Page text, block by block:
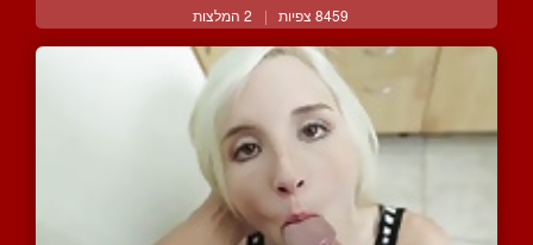
8459 צפיות | 2 המלצות